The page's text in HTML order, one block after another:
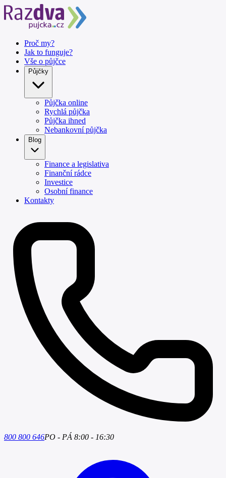
Proč my?
Jak to funguje?
Vše o půjčce
Půjčky
Půjčka online
Rychlá půjčka
Půjčka ihned
Nebankovní půjčka
Blog
Finance a legislativa
Finanční rádce
Investice
Osobní finance
Kontakty
800 800 646PO - PÁ 8:00 - 16:30